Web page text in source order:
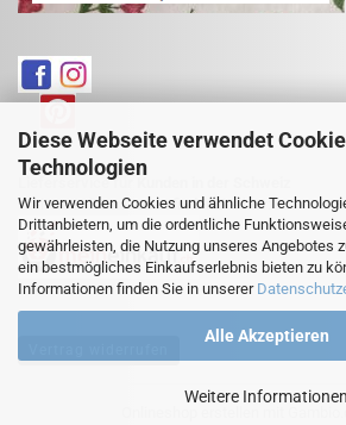
Diese Webseite verwendet
Technologien
Wir verwenden Cookies und ähnliche
Drittanbietern, um die ordentliche
gewährleisten, die Nutzung unseres Angebotes
ein bestmögliches Einkaufserlebnis bieten zu
Informationen finden Sie in unserer
Alle Akzeptieren
Weitere Informationen
Lieferservice für Kunden in der Schweiz
Weitere Informationen finden Sie hier: